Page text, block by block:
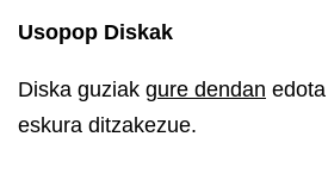
Usopop Diskak
Diska guziak gure dendan
eskura ditzakezue.